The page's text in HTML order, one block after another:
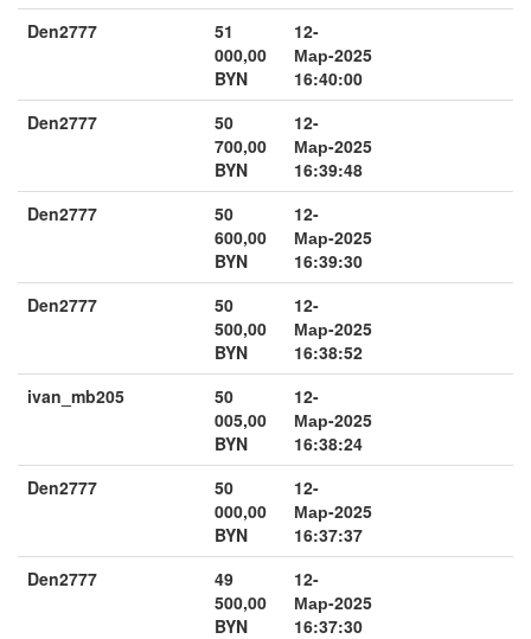
Den2777
51
000,00
BYN
12-
Мар-2025
16:40:00
Den2777
50
700,00
BYN
12-
Мар-2025
16:39:48
Den2777
50
600,00
BYN
12-
Мар-2025
16:39:30
Den2777
50
500,00
BYN
12-
Мар-2025
16:38:52
ivan_mb205
50
005,00
BYN
12-
Мар-2025
16:38:24
Den2777
50
000,00
BYN
12-
Мар-2025
16:37:37
Den2777
49
500,00
BYN
12-
Мар-2025
16:37:30